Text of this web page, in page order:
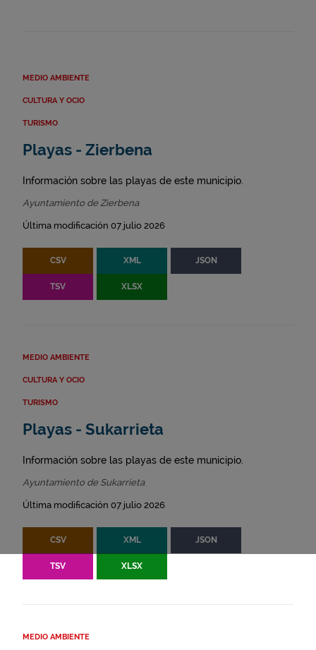
MEDIO AMBIENTE
CULTURA Y OCIO
TURISMO
Playas - Zierbena
Información sobre las playas de este municipio.
Ayuntamiento de Zierbena
Última modificación 07 julio 2026
CSV XML JSON
TSV XLSX
MEDIO AMBIENTE
CULTURA Y OCIO
TURISMO
Playas - Sukarrieta
Información sobre las playas de este municipio.
Ayuntamiento de Sukarrieta
Última modificación 07 julio 2026
CSV XML JSON
TSV XLSX
MEDIO AMBIENTE